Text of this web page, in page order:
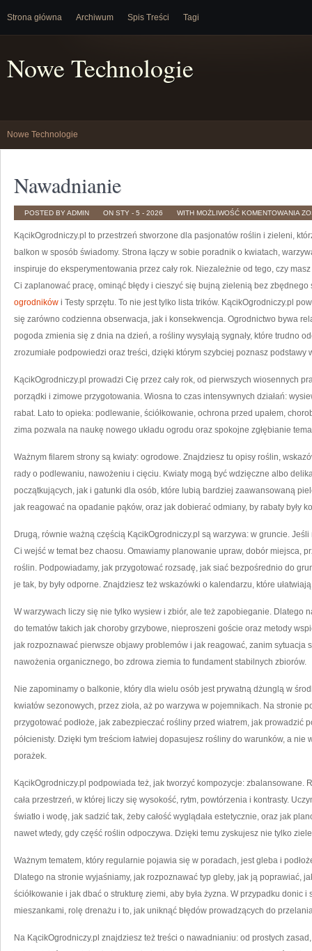
Strona główna Archiwum Spis Treści Tagi
Nowe Technologie
Nowe Technologie
Nawadnianie
POSTED BY ADMIN ON STY - 5 - 2026 WITH MOŻLIWOŚĆ KOMENTOWANIA
KącikOgrodniczy.pl to przestrzeń stworzone dla pasjonatów roślin i zieleni,
balkon w sposób świadomy. Strona łączy w sobie poradnik o kwiatach,
inspiruje do eksperymentowania przez cały rok. Niezależnie od tego, czy
Ci zaplanować pracę, ominąć błędy i cieszyć się bujną zielenią bez
ogrodników i Testy sprzętu. To nie jest tylko lista trików. KącikOgrodniczy.pl
się zarówno codzienna obserwacja, jak i konsekwencja. Ogrodnictwo bywa
pogoda zmienia się z dnia na dzień, a rośliny wysyłają sygnały, które trudno
zrozumiałe podpowiedzi oraz treści, dzięki którym szybciej poznasz
KącikOgrodniczy.pl prowadzi Cię przez cały rok, od pierwszych wiosennych
porządki i zimowe przygotowania. Wiosna to czas intensywnych działań:
rabat. Lato to opieka: podlewanie, ściółkowanie, ochrona przed upałem,
zima pozwala na naukę nowego układu ogrodu oraz spokojne zgłębianie
Ważnym filarem strony są kwiaty: ogrodowe. Znajdziesz tu opisy roślin,
rady o podlewaniu, nawożeniu i cięciu. Kwiaty mogą być wdzięczne albo
początkujących, jak i gatunki dla osób, które lubią bardziej zaawansowaną
jak reagować na opadanie pąków, oraz jak dobierać odmiany, by rabaty były
Drugą, równie ważną częścią KącikOgrodniczy.pl są warzywa: w gruncie.
Ci wejść w temat bez chaosu. Omawiamy planowanie upraw, dobór miejsca,
roślin. Podpowiadamy, jak przygotować rozsadę, jak siać bezpośrednio do
je tak, by były odporne. Znajdziesz też wskazówki o kalendarzu, które
W warzywach liczy się nie tylko wysiew i zbiór, ale też zapobieganie. Dlatego
do tematów takich jak choroby grzybowe, nieproszeni goście oraz metody
jak rozpoznawać pierwsze objawy problemów i jak reagować, zanim sytuacja
nawożenia organicznego, bo zdrowa ziemia to fundament stabilnych zbiorów.
Nie zapominamy o balkonie, który dla wielu osób jest prywatną dżunglą w
kwiatów sezonowych, przez zioła, aż po warzywa w pojemnikach. Na stronie
przygotować podłoże, jak zabezpieczać rośliny przed wiatrem, jak prowadzić
półcienisty. Dzięki tym treściom łatwiej dopasujesz rośliny do warunków, a
porażek.
KącikOgrodniczy.pl podpowiada też, jak tworzyć kompozycje: zbalansowane.
cała przestrzeń, w której liczy się wysokość, rytm, powtórzenia i kontrasty.
światło i wodę, jak sadzić tak, żeby całość wyglądała estetycznie, oraz jak
nawet wtedy, gdy część roślin odpoczywa. Dzięki temu zyskujesz nie tylko
Ważnym tematem, który regularnie pojawia się w poradach, jest gleba i
Dlatego na stronie wyjaśniamy, jak rozpoznawać typ gleby, jak ją poprawiać,
ściółkowanie i jak dbać o strukturę ziemi, aby była żyzna. W przypadku donic i
mieszankami, rolę drenażu i to, jak uniknąć błędów prowadzących do
Na KącikOgrodniczy.pl znajdziesz też treści o nawadnianiu: od prostych